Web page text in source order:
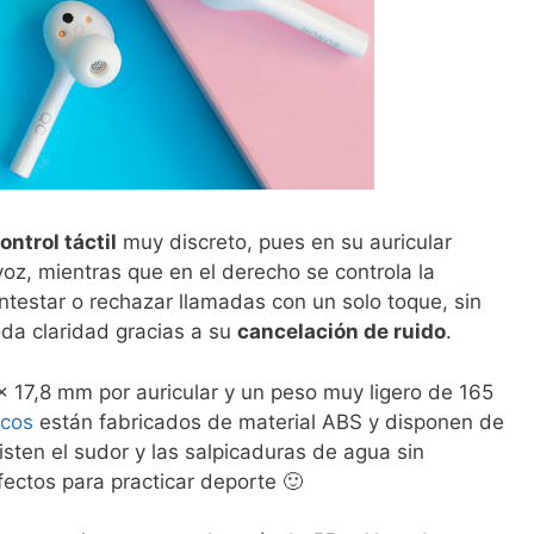
táctil muy discreto, pues en su auricular
mientras que en el derecho se controla la
o rechazar llamadas con un solo toque, sin
claridad gracias a su cancelación de ruido.
mm por auricular y un peso muy ligero de 165
están fabricados de material ABS y disponen de
el sudor y las salpicaduras de agua sin
para practicar deporte 🙂